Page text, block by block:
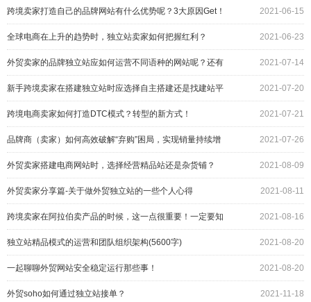
跨境卖家打造自己的品牌网站有什么优势呢？3大原因Get！ 2021-06-15
全球电商在上升的趋势时，独立站卖家如何把握红利？ 2021-06-23
外贸卖家的品牌独立站应如何运营不同语种的网站呢？还有
子站？
2021-07-14
新手跨境卖家在搭建独立站时应选择自主搭建还是找建站平
台呢？
2021-07-20
跨境电商卖家如何打造DTC模式？转型的新方式！ 2021-07-21
品牌商（卖家）如何高效破解“弃购”困局，实现销量持续增
长！
2021-07-26
外贸卖家搭建电商网站时，选择经营精品站还是杂货铺？ 2021-08-09
外贸卖家分享篇-关于做外贸独立站的一些个人心得 2021-08-11
跨境卖家在阿拉伯卖产品的时候，这一点很重要！一定要知
道！
2021-08-16
独立站精品模式的运营和团队组织架构(5600字) 2021-08-20
一起聊聊外贸网站安全稳定运行那些事！ 2021-08-20
外贸soho如何通过独立站接单？ 2021-11-18